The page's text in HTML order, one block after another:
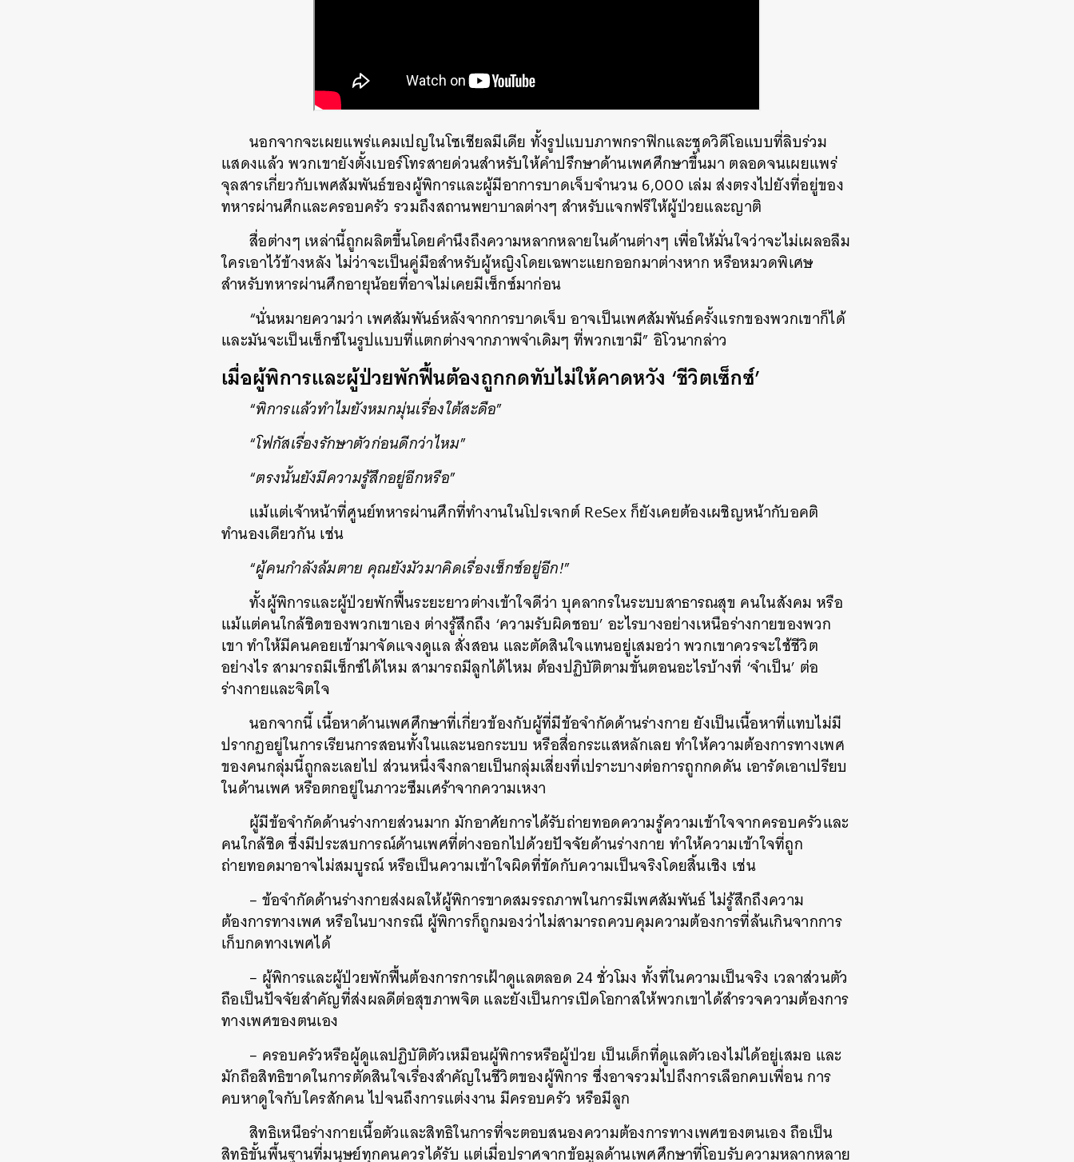
นอกจากจะเผยแพร่แคมเปญในโซเชียลมีเดีย ทั้งรูปแบบภาพกราฟิกและชุดวิดีโอแบบที่ลิบร่วม
แสดงแล้ว พวกเขายังตั้งเบอร์โทรสายด่วนสำหรับให้คำปรึกษาด้านเพศศึกษาขึ้นมา ตลอดจนเผยแพร่
จุลสารเกี่ยวกับเพศสัมพันธ์ของผู้พิการและผู้มีอาการบาดเจ็บจำนวน 6,000 เล่ม ส่งตรงไปยังที่อยู่ของ
ทหารผ่านศึกและครอบครัว รวมถึงสถานพยาบาลต่างๆ สำหรับแจกฟรีให้ผู้ป่วยและญาติ
สื่อต่างๆ เหล่านี้ถูกผลิตขึ้นโดยคำนึงถึงความหลากหลายในด้านต่างๆ เพื่อให้มั่นใจว่าจะไม่เผลอลืม
ใครเอาไว้ข้างหลัง ไม่ว่าจะเป็นคู่มือสำหรับผู้หญิงโดยเฉพาะแยกออกมาต่างหาก หรือหมวดพิเศษ
สำหรับทหารผ่านศึกอายุน้อยที่อาจไม่เคยมีเซ็กซ์มาก่อน
“นั่นหมายความว่า เพศสัมพันธ์หลังจากการบาดเจ็บ อาจเป็นเพศสัมพันธ์ครั้งแรกของพวกเขาก็ได้
และมันจะเป็นเซ็กซ์ในรูปแบบที่แตกต่างจากภาพจำเดิมๆ ที่พวกเขามี” อิโวนากล่าว
เมื่อผู้พิการและผู้ป่วยพักฟื้นต้องถูกกดทับไม่ให้คาดหวัง ‘ชีวิตเซ็กซ์’
“พิการแล้วทำไมยังหมกมุ่นเรื่องใต้สะดือ”
“โฟกัสเรื่องรักษาตัวก่อนดีกว่าไหม”
“ตรงนั้นยังมีความรู้สึกอยู่อีกหรือ”
แม้แต่เจ้าหน้าที่ศูนย์ทหารผ่านศึกที่ทำงานในโปรเจกต์ ReSex ก็ยังเคยต้องเผชิญหน้ากับอคติ
ทำนองเดียวกัน เช่น
“ผู้คนกำลังล้มตาย คุณยังมัวมาคิดเรื่องเซ็กซ์อยู่อีก!”
ทั้งผู้พิการและผู้ป่วยพักฟื้นระยะยาวต่างเข้าใจดีว่า บุคลากรในระบบสาธารณสุข คนในสังคม หรือ
แม้แต่คนใกล้ชิดของพวกเขาเอง ต่างรู้สึกถึง ‘ความรับผิดชอบ’ อะไรบางอย่างเหนือร่างกายของพวก
เขา ทำให้มีคนคอยเข้ามาจัดแจงดูแล สั่งสอน และตัดสินใจแทนอยู่เสมอว่า พวกเขาควรจะใช้ชีวิต
อย่างไร สามารถมีเซ็กซ์ได้ไหม สามารถมีลูกได้ไหม ต้องปฏิบัติตามขั้นตอนอะไรบ้างที่ ‘จำเป็น’ ต่อ
ร่างกายและจิตใจ
นอกจากนี้ เนื้อหาด้านเพศศึกษาที่เกี่ยวข้องกับผู้ที่มีข้อจำกัดด้านร่างกาย ยังเป็นเนื้อหาที่แทบไม่มี
ปรากฏอยู่ในการเรียนการสอนทั้งในและนอกระบบ หรือสื่อกระแสหลักเลย ทำให้ความต้องการทางเพศ
ของคนกลุ่มนี้ถูกละเลยไป ส่วนหนึ่งจึงกลายเป็นกลุ่มเสี่ยงที่เปราะบางต่อการถูกกดดัน เอารัดเอาเปรียบ
ในด้านเพศ หรือตกอยู่ในภาวะซึมเศร้าจากความเหงา
ผู้มีข้อจำกัดด้านร่างกายส่วนมาก มักอาศัยการได้รับถ่ายทอดความรู้ความเข้าใจจากครอบครัวและ
คนใกล้ชิด ซึ่งมีประสบการณ์ด้านเพศที่ต่างออกไปด้วยปัจจัยด้านร่างกาย ทำให้ความเข้าใจที่ถูก
ถ่ายทอดมาอาจไม่สมบูรณ์ หรือเป็นความเข้าใจผิดที่ขัดกับความเป็นจริงโดยสิ้นเชิง เช่น
– ข้อจำกัดด้านร่างกายส่งผลให้ผู้พิการขาดสมรรถภาพในการมีเพศสัมพันธ์ ไม่รู้สึกถึงความ
ต้องการทางเพศ หรือในบางกรณี ผู้พิการก็ถูกมองว่าไม่สามารถควบคุมความต้องการที่ล้นเกินจากการ
เก็บกดทางเพศได้
– ผู้พิการและผู้ป่วยพักฟื้นต้องการการเฝ้าดูแลตลอด 24 ชั่วโมง ทั้งที่ในความเป็นจริง เวลาส่วนตัว
ถือเป็นปัจจัยสำคัญที่ส่งผลดีต่อสุขภาพจิต และยังเป็นการเปิดโอกาสให้พวกเขาได้สำรวจความต้องการ
ทางเพศของตนเอง
– ครอบครัวหรือผู้ดูแลปฏิบัติตัวเหมือนผู้พิการหรือผู้ป่วย เป็นเด็กที่ดูแลตัวเองไม่ได้อยู่เสมอ และ
มักถือสิทธิขาดในการตัดสินใจเรื่องสำคัญในชีวิตของผู้พิการ ซึ่งอาจรวมไปถึงการเลือกคบเพื่อน การ
คบหาดูใจกับใครสักคน ไปจนถึงการแต่งงาน มีครอบครัว หรือมีลูก
สิทธิเหนือร่างกายเนื้อตัวและสิทธิในการที่จะตอบสนองความต้องการทางเพศของตนเอง ถือเป็น
สิทธิขั้นพื้นฐานที่มนุษย์ทุกคนควรได้รับ แต่เมื่อปราศจากข้อมูลด้านเพศศึกษาที่โอบรับความหลากหลาย
ค้นหา
SHARE TWEET LINE EMAIL